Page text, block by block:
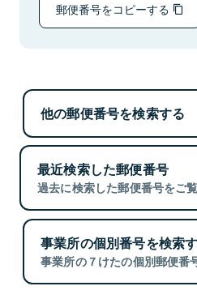
郵便番号をコピーする
他の郵便番号を検索する
最近検索した郵便番号
過去に検索した郵便番号をご
事業所の個別番号を検索
事業所の７けたの個別郵便番